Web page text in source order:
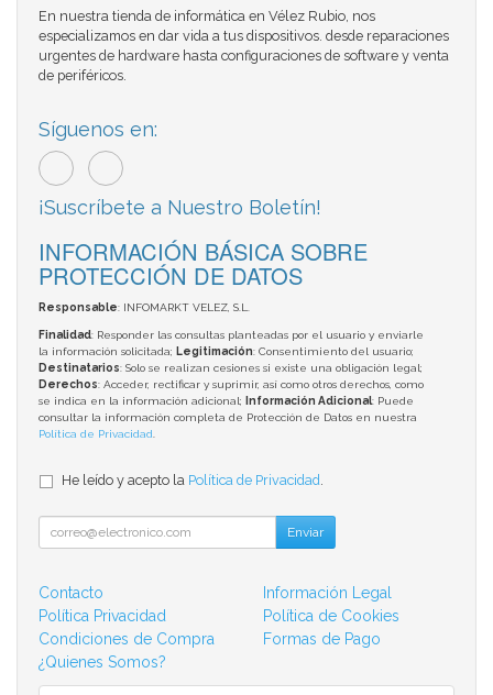
En nuestra tienda de informática en Vélez Rubio, nos
especializamos en dar vida a tus dispositivos. desde reparaciones
urgentes de hardware hasta configuraciones de software y venta
de periféricos.
Síguenos en:
¡Suscríbete a Nuestro Boletín!
INFORMACIÓN BÁSICA SOBRE
PROTECCIÓN DE DATOS
Responsable: INFOMARKT VELEZ, S.L.
Finalidad: Responder las consultas planteadas por el usuario y enviarle
la información solicitada; Legitimación: Consentimiento del usuario;
Destinatarios: Solo se realizan cesiones si existe una obligación legal;
Derechos: Acceder, rectificar y suprimir, así como otros derechos, como
se indica en la información adicional;
Información Adicional: Puede
consultar la información completa de Protección de Datos en nuestra
Política de Privacidad
He leído y acepto la Política de Privacidad
Enviar
Contacto
Información Legal
Política Privacidad
Política de Cookies
Condiciones de Compra
Formas de Pago
¿Quienes Somos?